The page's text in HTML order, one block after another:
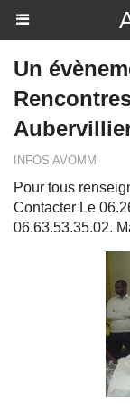
Un
INFOS AVOMM
Pour tous
Contacter Le
06.63.53.35.02.